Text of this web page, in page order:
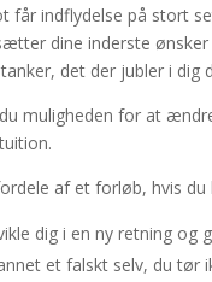
får indflydelse på stort
dine inderste
det der jubler i dig
muligheden for at
af et forløb, hvis du
dig i en ny retning og
et falskt selv, du tør